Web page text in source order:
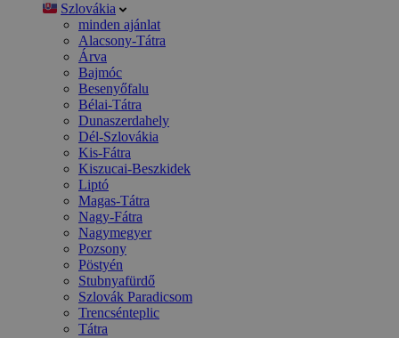
Szlovákia
minden ajánlat
Alacsony-Tátra
Árva
Bajmóc
Besenyőfalu
Bélai-Tátra
Dunaszerdahely
Dél-Szlovákia
Kis-Fátra
Kiszucai-Beszkidek
Liptó
Magas-Tátra
Nagy-Fátra
Nagymegyer
Pozsony
Pöstyén
Stubnyafürdő
Szlovák Paradicsom
Trencsénteplic
Tátra